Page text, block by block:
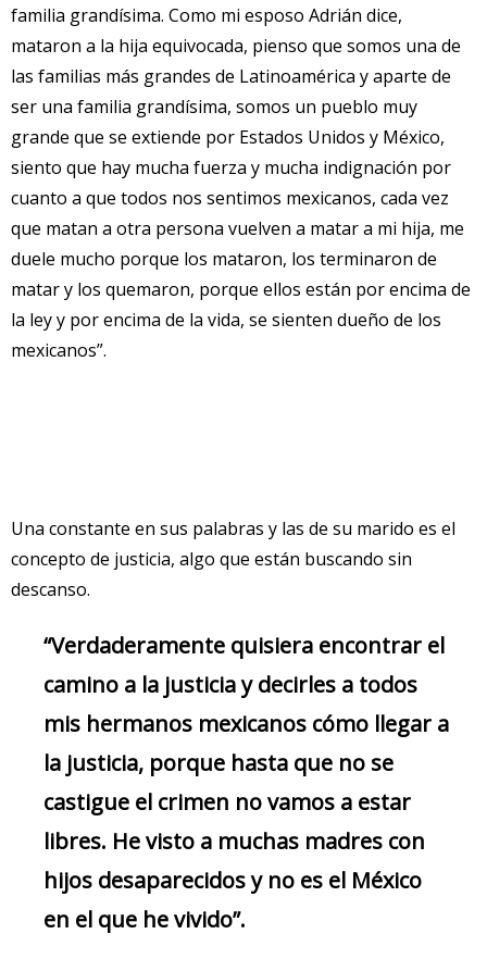
familia grandísima. Como mi esposo Adrián dice,
mataron a la hija equivocada, pienso que somos una de
las familias más grandes de Latinoamérica y aparte de
ser una familia grandísima, somos un pueblo muy
grande que se extiende por Estados Unidos y México,
siento que hay mucha fuerza y mucha indignación por
cuanto a que todos nos sentimos mexicanos, cada vez
que matan a otra persona vuelven a matar a mi hija, me
duele mucho porque los mataron, los terminaron de
matar y los quemaron, porque ellos están por encima de
la ley y por encima de la vida, se sienten dueño de los
mexicanos”.
Una constante en sus palabras y las de su marido es el
concepto de justicia, algo que están buscando sin
descanso.
“Verdaderamente quisiera encontrar el
camino a la justicia y decirles a todos
mis hermanos mexicanos cómo llegar a
la justicia, porque hasta que no se
castigue el crimen no vamos a estar
libres. He visto a muchas madres con
hijos desaparecidos y no es el México
en el que he vivido”.